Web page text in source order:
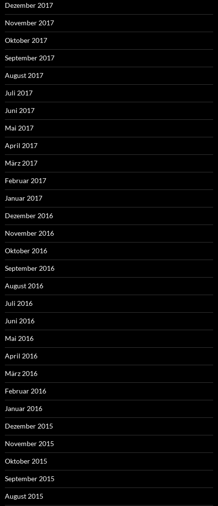
Dezember 2017
November 2017
Oktober 2017
September 2017
August 2017
Juli 2017
Juni 2017
Mai 2017
April 2017
März 2017
Februar 2017
Januar 2017
Dezember 2016
November 2016
Oktober 2016
September 2016
August 2016
Juli 2016
Juni 2016
Mai 2016
April 2016
März 2016
Februar 2016
Januar 2016
Dezember 2015
November 2015
Oktober 2015
September 2015
August 2015